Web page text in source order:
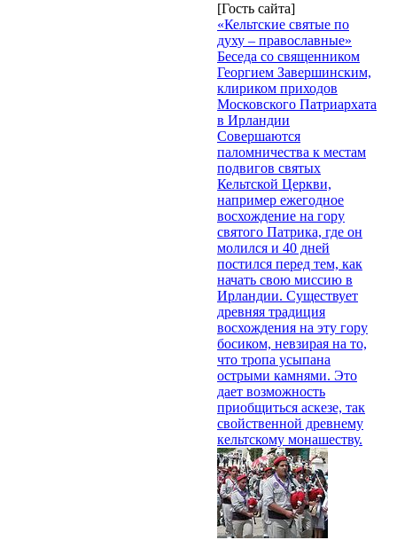
[Гость сайта]
«Кельтские святые по
духу – православные»
Беседа со священником
Георгием Завершинским,
клириком приходов
Московского Патриархата
в Ирландии
Совершаются
паломничества к местам
подвигов святых
Кельтской Церкви,
например ежегодное
восхождение на гору
святого Патрика, где он
молился и 40 дней
постился перед тем, как
начать свою миссию в
Ирландии. Существует
древняя традиция
восхождения на эту гору
босиком, невзирая на то,
что тропа усыпана
острыми камнями. Это
дает возможность
приобщиться аскезе, так
свойственной древнему
кельтскому монашеству.